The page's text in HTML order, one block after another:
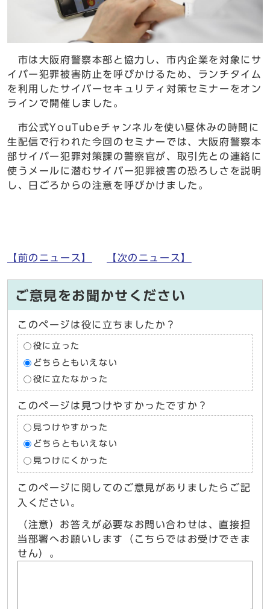
市は大阪府警察本部と協力し、市内企業を対象にサ
イバー犯罪被害防止を呼びかけるため、ランチタイム
を利用したサイバーセキュリティ対策セミナーをオン
ラインで開催しました。
市公式YouTubeチャンネルを使い昼休みの時間に
生配信で行われた今回のセミナーでは、大阪府警察本
部サイバー犯罪対策課の警察官が、取引先との連絡に
使うメールに潜むサイバー犯罪被害の恐ろしさを説明
し、日ごろからの注意を呼びかけました。
【前のニュース】 【次のニュース】
ご意見をお聞かせください
このページは役に立ちましたか？
役に立った
どちらともいえない
役に立たなかった
このページは見つけやすかったですか？
見つけやすかった
どちらともいえない
見つけにくかった
このページに関してのご意見がありましたらご記
入ください。
（注意）お答えが必要なお問い合わせは、直接担
当部署へお願いします（こちらではお受けできま
せん）。